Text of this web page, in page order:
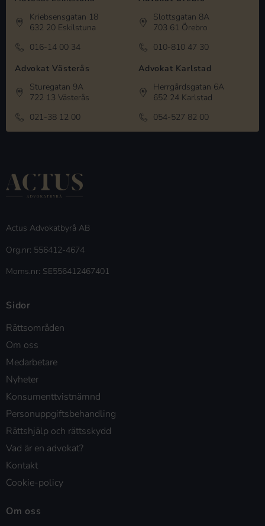
Kriebsensgatan 18
632 20 Eskilstuna
016-14 00 34
Slottsgatan 8A
703 61 Örebro
010-810 47 30
Advokat Västerås
Sturegatan 9A
722 13 Västerås
021-38 12 00
Advokat Karlstad
Herrgårdsgatan 6A
652 24 Karlstad
054-527 82 00
Actus Advokatbyrå AB
Org.nr: 556412-4674
Moms.nr: SE556412467401
Sidor
Rättsområden
Om oss
Medarbetare
Nyheter
Konsumenttvistnämnd
Personuppgiftsbehandling
Rättshjälp och rättsskydd
Vad är en advokat?
Kontakt
Cookie-policy
Om oss